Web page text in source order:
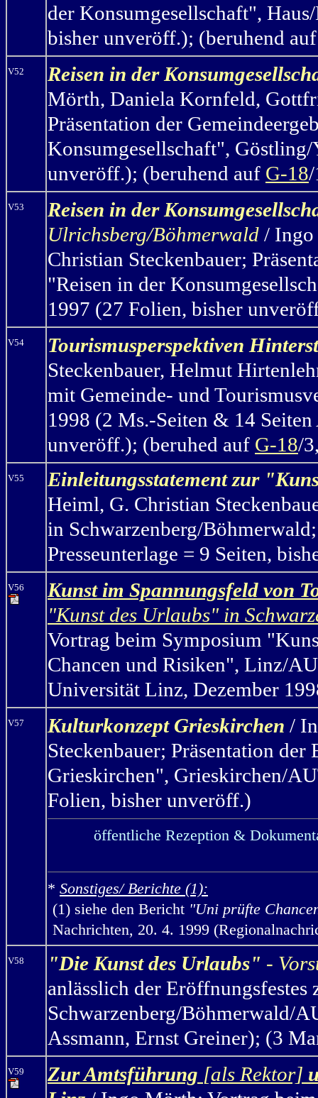
der Konsumgesellschaft",
bisher unveröff.); (beruhend
V52
Reisen in der
Mörth, Daniela Kornfeld,
Präsentation der
Konsumgesellschaft",
unveröff.); (beruhend auf G-18
V53
Reisen in der
Ulrichsberg/Böhmerwald / Ingo
Christian Steckenbauer;
"Reisen in der
1997 (27 Folien, bisher
V54
Tourismusperspektiven
Steckenbauer, Helmut
mit Gemeinde- und
1998 (2 Ms.-Seiten & 14
unveröff.); (beruhed auf G-18/
V55
Einleitungsstatement zur
Heiml, G. Christian
in Schwarzenberg/
Presseunterlage = 9 Seiten,
V56
Kunst im Spannungsfeld von
"Kunst des Urlaubs" in
Vortrag beim Symposium
Chancen und Risiken", Linz/
Universität Linz, Dezember
V57 Kulturkonzept Grieskirchen /
Steckenbauer; Präsentation
Grieskirchen", Grieskirchen/
Folien, bisher unveröff.)
öffentliche Rezeption &
* Sonstiges/ Berichte (1):
(1) siehe den Bericht "Uni prüfte
Nachrichten, 20. 4. 1999
V58 "Die Kunst des Urlaubs" -
anlässlich der
Schwarzenberg/Böhmerwald/
Assmann, Ernst Greiner); (3
V59 Zur Amtsführung [als Rektor]